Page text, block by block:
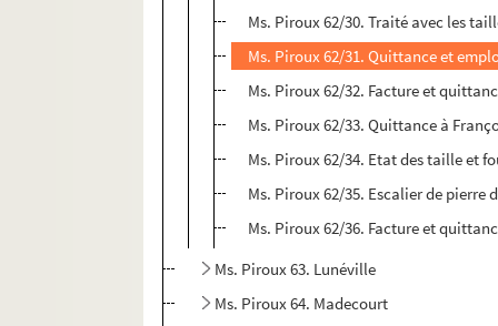
Ms. Piroux 62/30. Traité avec les
Ms. Piroux 62/31. Quittance et
Ms. Piroux 62/32. Facture et
Ms. Piroux 62/33. Quittance à
Ms. Piroux 62/34. Etat des taille et
Ms. Piroux 62/35. Escalier de
Ms. Piroux 62/36. Facture et
Ms. Piroux 63. Lunéville
Ms. Piroux 64. Madecourt